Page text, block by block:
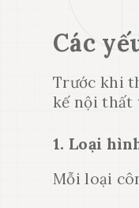
Các
Trước khi
kế nội thất
1. Loại
Mỗi loại